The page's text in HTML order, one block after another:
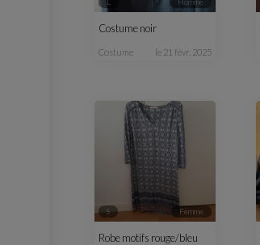
L homme
Costume noir
costume le 21 févr. 2025
S femme
Robe motifs rouge/bleu